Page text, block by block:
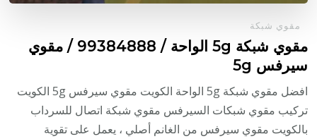
مقوي شبكة
مقوي شبكة 5g الواحة / 99384888 / مقوي
سيرفس 5g
افضل مقوي شبكة 5g الواحة الكويت مقوي سيرفس 5g الكويت
تركيب مقوي شبكات السيرفس مقوي شبكة اتصال للسرداب
بالكويت مقوي سيرفس من الغانم أصلي ، يعمل على تقوية